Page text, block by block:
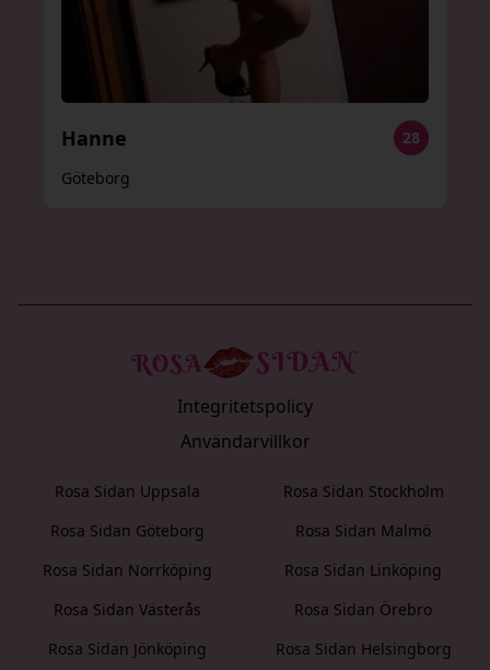
Hanne
28
Göteborg
Integritetspolicy
Användarvillkor
Rosa Sidan Uppsala
Rosa Sidan Stockholm
Rosa Sidan Göteborg
Rosa Sidan Malmö
Rosa Sidan Norrköping
Rosa Sidan Linköping
Rosa Sidan Västerås
Rosa Sidan Örebro
Rosa Sidan Jönköping
Rosa Sidan Helsingborg